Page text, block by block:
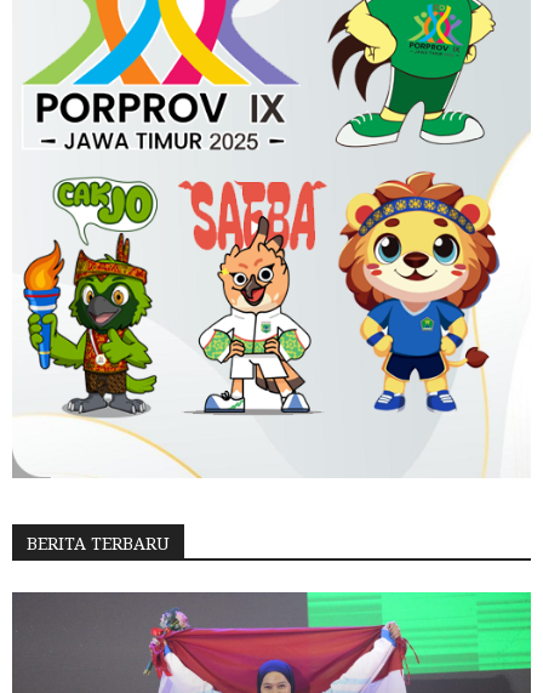
BERITA TERBARU